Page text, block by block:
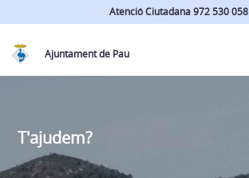
Atenció Ciutadana 972 530 058
Ajuntament de Pau
T'ajudem?